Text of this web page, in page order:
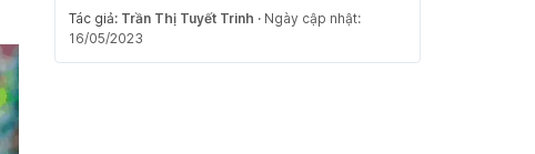
Tác giả: Trần Thị Tuyết Trinh · Ngày cập nhật:
16/05/2023